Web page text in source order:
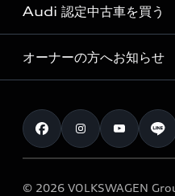
試乗予約
価格シミュレーション
車両比較
カタログ一覧
オンラインショップ
Audi collection
アウディナビアプリ
サービス入庫予約
サービスプログラム
メンテナンス
車検 / 定期点検
e-tronアフターサポート
Audi 認定中古車を買う
Audi認定中古車
クオリティ
保証
メンテナンス
オーナーの方へお知らせ
お知らせ
オーナー様向けキャンペーン
© 2026 VOLKSWAGEN